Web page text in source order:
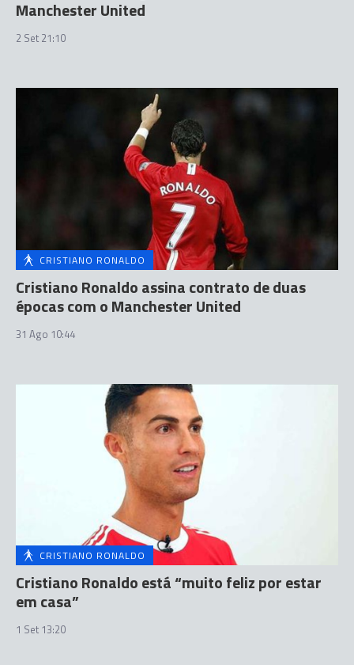
Manchester United
2 Set 21:10
CRISTIANO RONALDO
Cristiano Ronaldo assina contrato de duas
épocas com o Manchester United
31 Ago 10:44
CRISTIANO RONALDO
Cristiano Ronaldo está “muito feliz por estar
em casa”
1 Set 13:20